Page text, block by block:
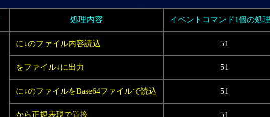
処理内容 イベントコマンド1個の処
に↓のファイル内容読込 51
をファイル↓に出力 51
に↓のファイルをBase64ファイルで読込 51
から正規表現で置換 51